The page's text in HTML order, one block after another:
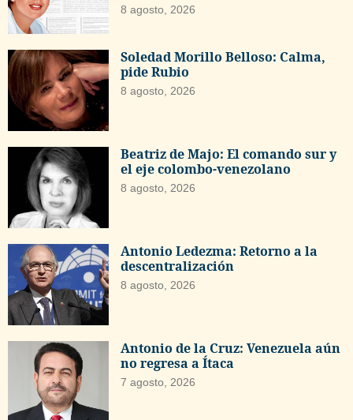
8 agosto, 2026
Soledad Morillo Belloso: Calma,
pide Rubio
8 agosto, 2026
Beatriz de Majo: El comando sur y
el eje colombo-venezolano
8 agosto, 2026
Antonio Ledezma: Retorno a la
descentralización
8 agosto, 2026
Antonio de la Cruz: Venezuela aún
no regresa a Ítaca
7 agosto, 2026